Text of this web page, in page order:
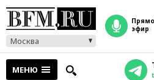
Москва
прямой
эфир
МЕНЮ